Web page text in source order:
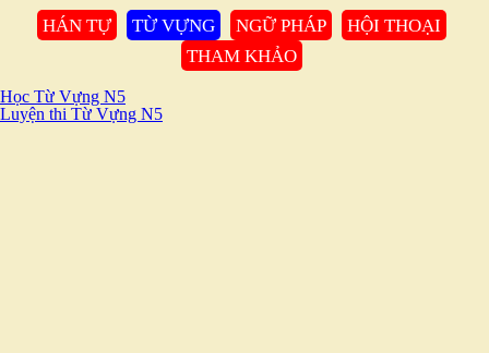
HÁN TỰ TỪ VỰNG NGỮ PHÁP
HỘI THOẠI
THAM KHẢO
Học Từ Vựng N5
Luyện thi Từ Vựng N5